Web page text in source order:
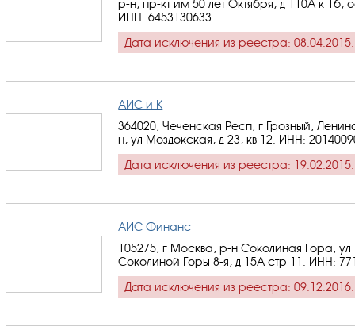
р-н, пр-кт им 50 лет Октября, д 110А к 1б,
ИНН: 6453130633
Дата исключения из реестра: 08.04.2015.
АИС и К
364020, Чеченская Респ, г Грозный,
н, ул Моздокская, д 23, кв 12. ИНН:
Дата исключения из реестра: 19.02.2015.
АИС Финанс
105275, г Москва, р-н Соколиная Гора, ул
Соколиной Горы 8-я, д 15А стр 11. ИНН:
Дата исключения из реестра: 09.12.2016.